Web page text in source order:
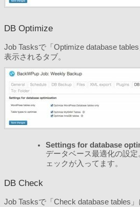
DB Optimize
Job Tasksで「Optimize database
表示されるタブ。
Settings for database
データベース最適化の設
ェックが入ってます。
DB Check
Job Tasksで「Check database tables